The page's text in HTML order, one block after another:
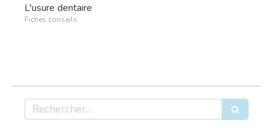
L'usure dentaire
Fiches conseils
Rechercher